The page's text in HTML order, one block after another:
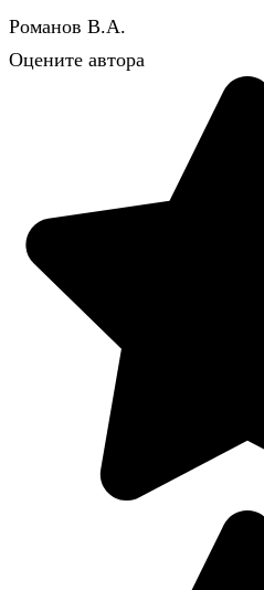
Романов В.А.
Оцените автора